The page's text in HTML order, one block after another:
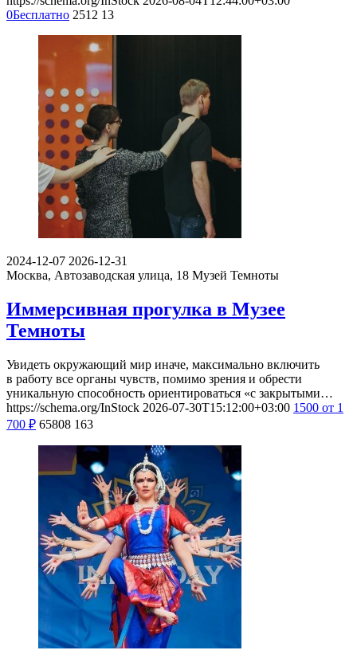
0Бесплатно 2512 13
2024-12-07 2026-12-31
Москва, Автозаводская улица, 18 Музей Темноты
Иммерсивная прогулка в Музее
Темноты
Увидеть окружающий мир иначе, максимально включить
в работу все органы чувств, помимо зрения и обрести
уникальную способность ориентироваться «с закрытыми…
https://schema.org/InStock 2026-07-30T15:12:00+03:00 1500 от 1
700 ₽ 65808 163